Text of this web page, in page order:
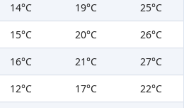
14°C 19°C
25°C
15°C 20°C
26°C
16°C 21°C
27°C
12°C 17°C
22°C